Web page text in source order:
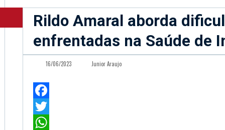
Rildo Amaral aborda
enfrentadas na Saúde de
16/06/2023 Junior Araujo
Facebook
Twitter